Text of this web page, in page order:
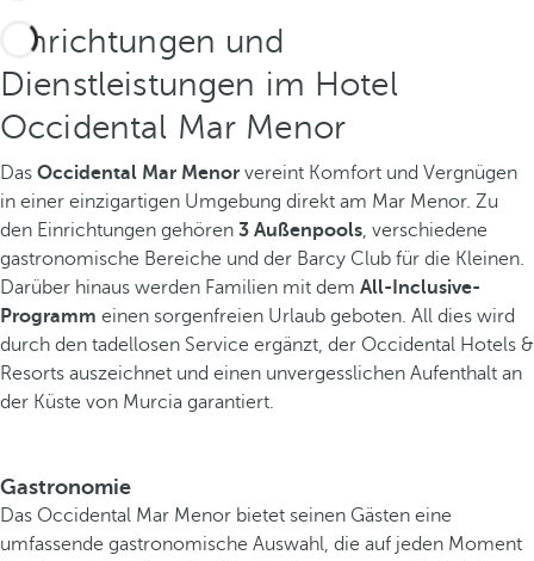
Einrichtungen und
Dienstleistungen im Hotel
Occidental Mar Menor
Das Occidental Mar Menor vereint Komfort und Vergnügen
in einer einzigartigen Umgebung direkt am Mar Menor. Zu
den Einrichtungen gehören 3 Außenpools, verschiedene
gastronomische Bereiche und der Barcy Club für die Kleinen.
Darüber hinaus werden Familien mit dem All-Inclusive-
Programm einen sorgenfreien Urlaub geboten. All dies wird
durch den tadellosen Service ergänzt, der Occidental Hotels &
Resorts auszeichnet und einen unvergesslichen Aufenthalt an
der Küste von Murcia garantiert.
Gastronomie
Das Occidental Mar Menor bietet seinen Gästen eine
umfassende gastronomische Auswahl, die auf jeden Moment